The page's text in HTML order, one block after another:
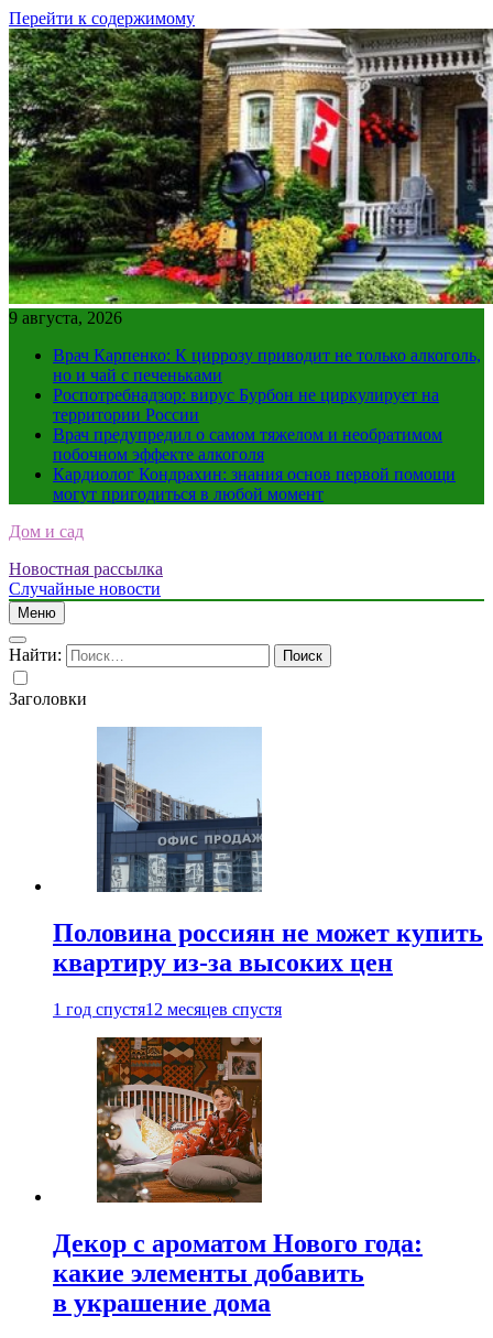
Перейти к содержимому
9 августа, 2026
Врач Карпенко: К циррозу приводит не только алкоголь,
но и чай с печеньками
Роспотребнадзор: вирус Бурбон не циркулирует на
территории России
Врач предупредил о самом тяжелом и необратимом
побочном эффекте алкоголя
Кардиолог Кондрахин: знания основ первой помощи
могут пригодиться в любой момент
Дом и сад
Новостная рассылка
Случайные новости
Меню
Найти:
Заголовки
Половина россиян не может купить
квартиру из-за высоких цен
1 год спустя12 месяцев спустя
Декор с ароматом Нового года:
какие элементы добавить
в украшение дома